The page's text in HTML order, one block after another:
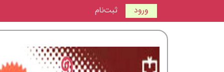
ورود ثبت‌نام